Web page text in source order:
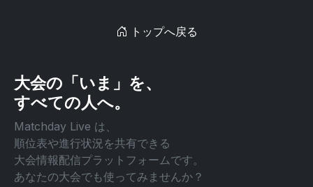
トップへ戻る
大会の「いま」を、
すべての人へ。
Matchday Live は、
順位表や進行状況を共有できる
大会情報配信プラットフォームです。
あなたの大会でも使ってみませんか？